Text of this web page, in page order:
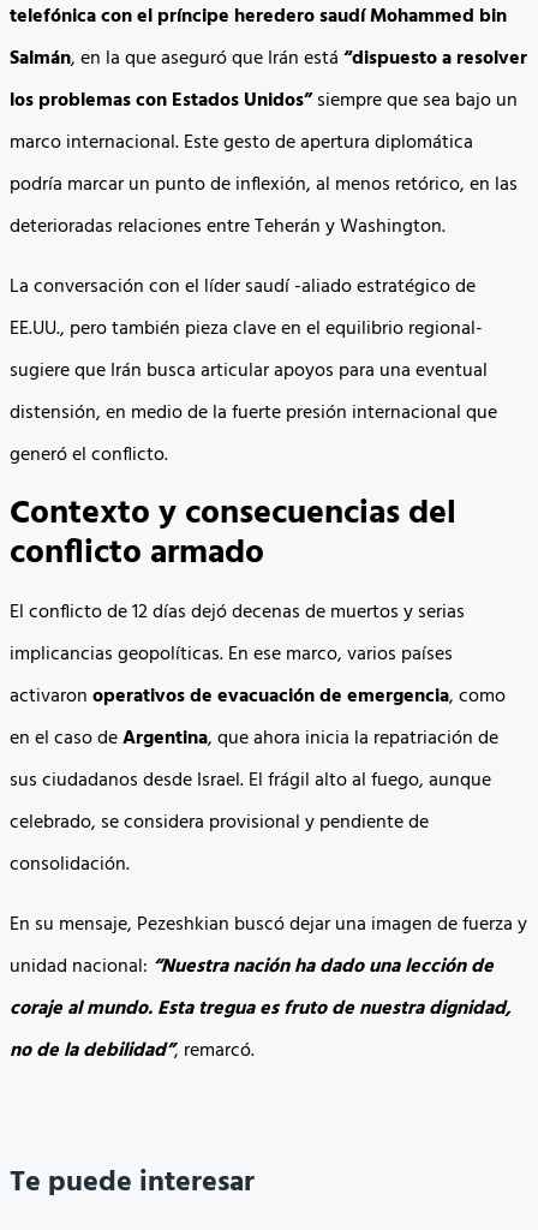
telefónica con el príncipe heredero saudí Mohammed bin
Salmán, en la que aseguró que Irán está“dispuesto a resolver
los problemas con Estados Unidos”siempre que sea bajo un
marco internacional. Este gesto de apertura diplomática
podría marcar un punto de inflexión, al menos retórico, en las
deterioradas relaciones entre Teherán y Washington.
La conversación con el líder saudí -aliado estratégico de
EE.UU., pero también pieza clave en el equilibrio regional-
sugiere que Irán busca articular apoyos para una eventual
distensión, en medio de la fuerte presión internacional que
generó el conflicto.
Contexto y consecuencias del
conflicto armado
El conflicto de 12 días dejó decenas de muertos y serias
implicancias geopolíticas. En ese marco, varios países
activaronoperativos de evacuación de emergencia, como
en el caso deArgentina, que ahora inicia la repatriación de
sus ciudadanos desde Israel. El frágil alto al fuego, aunque
celebrado, se considera provisional y pendiente de
consolidación.
En su mensaje, Pezeshkian buscó dejar una imagen de fuerza y
unidad nacional: “Nuestra nación ha dado una lección de
coraje al mundo. Esta tregua es fruto de nuestra dignidad,
no de la debilidad”, remarcó.
Te puede interesar